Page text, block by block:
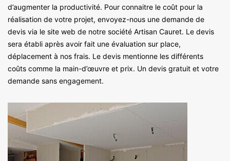
d’augmenter la productivité. Pour connaitre le coût pour la
réalisation de votre projet, envoyez-nous une demande de
devis via le site web de notre société Artisan Cauret. Le devis
sera établi après avoir fait une évaluation sur place,
déplacement à nos frais. Le devis mentionne les différents
coûts comme la main-d’œuvre et prix. Un devis gratuit et votre
demande sans engagement.